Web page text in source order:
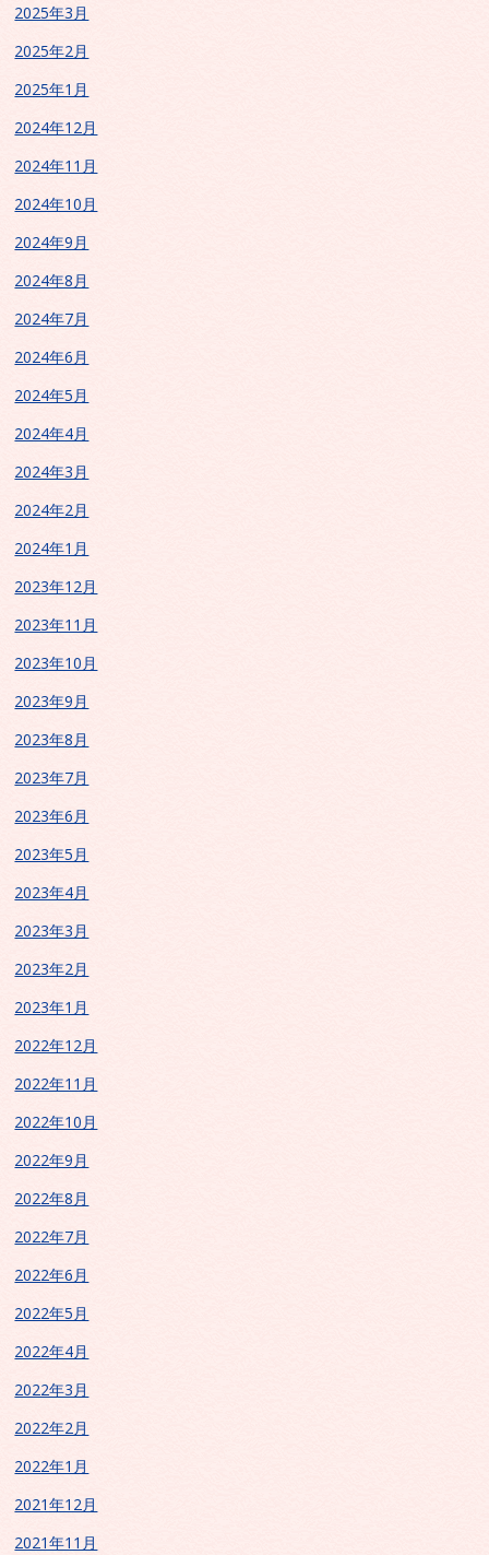
2025年3月
2025年2月
2025年1月
2024年12月
2024年11月
2024年10月
2024年9月
2024年8月
2024年7月
2024年6月
2024年5月
2024年4月
2024年3月
2024年2月
2024年1月
2023年12月
2023年11月
2023年10月
2023年9月
2023年8月
2023年7月
2023年6月
2023年5月
2023年4月
2023年3月
2023年2月
2023年1月
2022年12月
2022年11月
2022年10月
2022年9月
2022年8月
2022年7月
2022年6月
2022年5月
2022年4月
2022年3月
2022年2月
2022年1月
2021年12月
2021年11月